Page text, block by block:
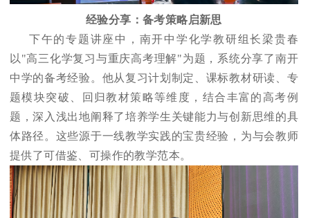
经验分享：备考策略启新思
下午的专题讲座中，南开中学化学教研组长梁贵春
以"高三化学复习与重庆高考理解"为题，系统分享了南开
中学的备考经验。他从复习计划制定、课标教材研读、专
题模块突破、回归教材策略等维度，结合丰富的高考例
题，深入浅出地阐释了培养学生关键能力与创新思维的具
体路径。这些源于一线教学实践的宝贵经验，为与会教师
提供了可借鉴、可操作的教学范本。